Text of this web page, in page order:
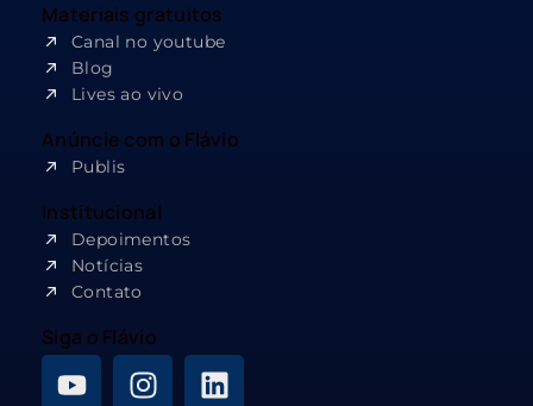
Materiais gratuitos
Canal no youtube
Blog
Lives ao vivo
Anúncie com o Flávio
Publis
Institucional
Depoimentos
Notícias
Contato
Siga o Flávio